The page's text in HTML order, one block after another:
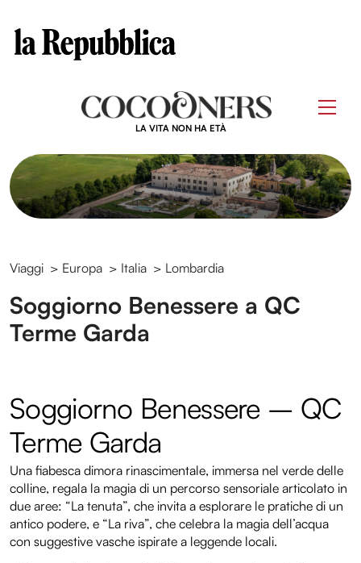
LA VITA NON HA ETÀ
Viaggi > Europa > Italia > Lombardia
Soggiorno Benessere a QC
Terme Garda
Soggiorno Benessere – QC
Terme Garda
Una fiabesca dimora rinascimentale, immersa nel verde delle
colline, regala la magia di un percorso sensoriale articolato in
due aree: “La tenuta”, che invita a esplorare le pratiche di un
antico podere, e “La riva”, che celebra la magia dell’acqua
con suggestive vasche ispirate a leggende locali.